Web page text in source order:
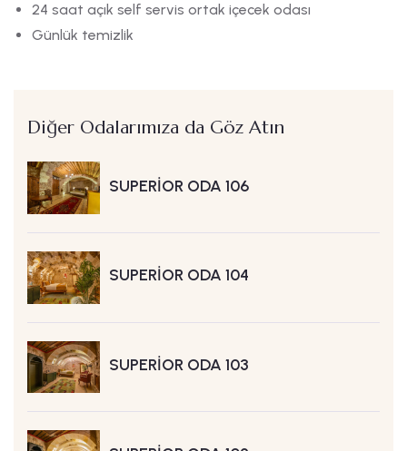
24 saat açık self servis ortak içecek odası
Günlük temizlik
Diğer Odalarımıza da Göz Atın
SUPERİOR ODA 106
SUPERİOR ODA 104
SUPERİOR ODA 103